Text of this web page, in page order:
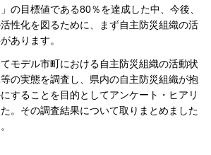
の目標値である80％を達成した中、今後、
性化を図るために、まず自主防災組織の活
あります。
モデル市町における自主防災組織の活動状
の実態を調査し、県内の自主防災組織が抱
することを目的としてアンケート・ヒアリ
。その調査結果について取りまとめました